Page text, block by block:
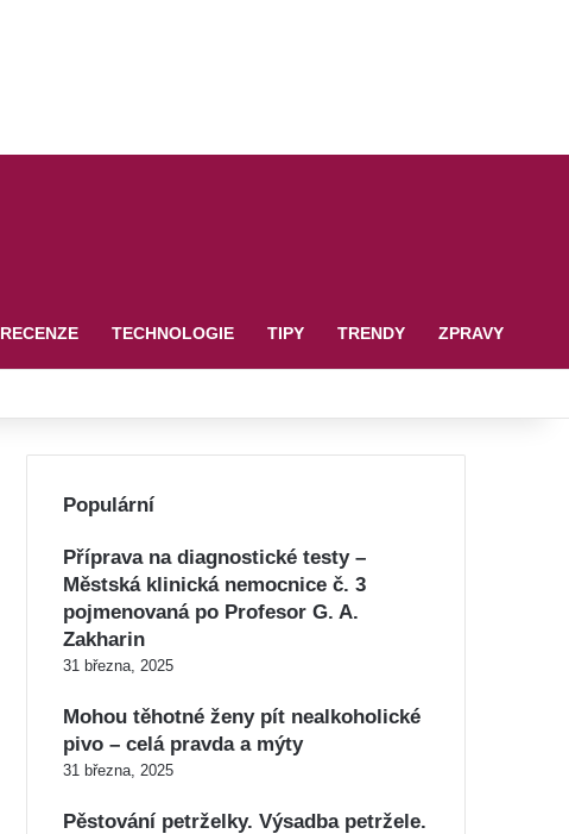
RECENZE TECHNOLOGIE TIPY TRENDY ZPRAVY
Populární
Příprava na diagnostické testy –
Městská klinická nemocnice č. 3
pojmenovaná po Profesor G. A.
Zakharin
31 března, 2025
Mohou těhotné ženy pít nealkoholické
pivo – celá pravda a mýty
31 března, 2025
Pěstování petrželky. Výsadba petržele.